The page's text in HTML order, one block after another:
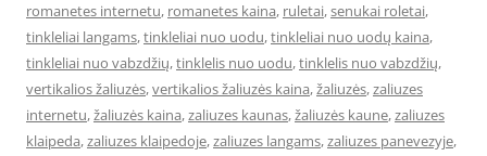
romanetes internetu, romanetes kaina, ruletai,senukai roletai,
tinkleliai langams,tinkleliai nuo uodu,tinkleliai nuo uodų kaina,
tinkleliai nuo vabzdžių,tinklelis nuo uodu,tinklelis nuo vabzdžių,
vertikalios žaliuzės,vertikalios žaliuzės kaina,žaliuzės,zaliuzes
internetu,žaliuzės kaina,zaliuzes kaunas,žaliuzės kaune,zaliuzes
klaipeda,zaliuzes klaipedoje,zaliuzes langams,zaliuzes panevezyje,